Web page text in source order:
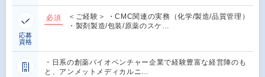
応募
資格
必須
＜ご経験＞ ・CMC関連の実務（化学/製造/品質管理）
・製剤製造/包装/原薬のスケ…
・日系の創薬バイオベンチャー企業で経験豊富な経営陣のも
と、アンメットメディカルニ…